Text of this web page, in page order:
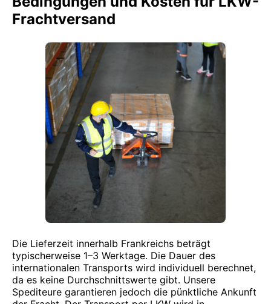
Frachtversand
Die Lieferzeit innerhalb Frankreichs beträgt
typischerweise 1–3 Werktage. Die Dauer des
internationalen Transports wird individuell berechnet,
da es keine Durchschnittswerte gibt. Unsere
Spediteure garantieren jedoch die pünktliche Ankunft